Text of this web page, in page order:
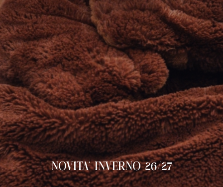
NOVITA' INVERNO 26/27